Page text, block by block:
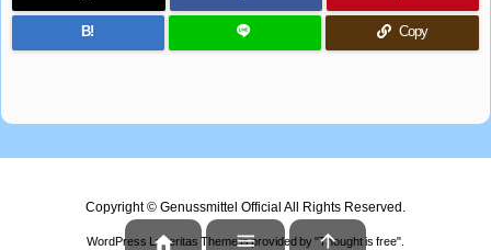
B! Copy
Copyright © Genussmittel Official All Rights Reserved.
WordPress Luxeritas Theme is provided by "Thought is free".
  